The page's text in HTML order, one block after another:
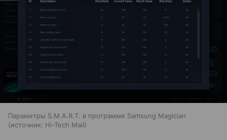
Параметры S.M.A.R.T. в программе Samsung Magician
источник: Hi-Tech Mail